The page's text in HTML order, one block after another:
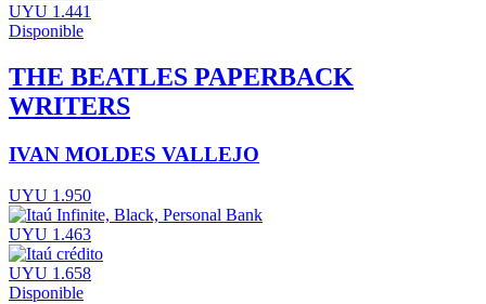
UYU 1.441
Disponible
THE BEATLES PAPERBACK
WRITERS
IVAN MOLDES VALLEJO
UYU 1.950
UYU 1.463
UYU 1.658
Disponible